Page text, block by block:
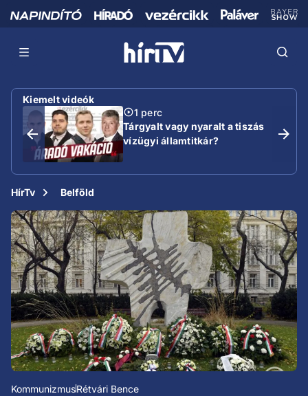
Kiemelt videók
1 perc
Tárgyalt vagy nyaralt a tiszás
vízügyi államtitkár?
HírTv Belföld
KommunizmusRétvári Bence